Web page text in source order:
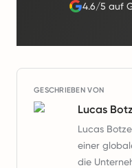
4.6/5 auf
GESCHRIEBEN VON
Lucas
Lucas
einer
die